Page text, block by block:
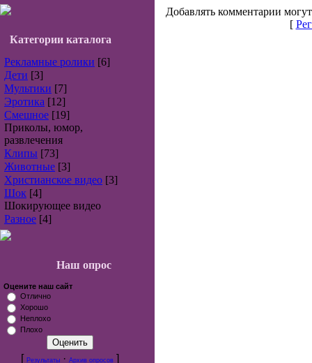
Категории каталога
Рекламные ролики [6]
Дети [3]
Мультики [7]
Эротика [12]
Смешное [19]
Приколы, юмор,
развлечения
Клипы [73]
Животные [3]
Христианское видео [3]
Шок [4]
Шокирующее видео
Разное [4]
Наш опрос
Оцените наш сайт
Отлично
Хорошо
Неплохо
Плохо
[ Результаты· Архив опросов]
Добавлять комментарии
[